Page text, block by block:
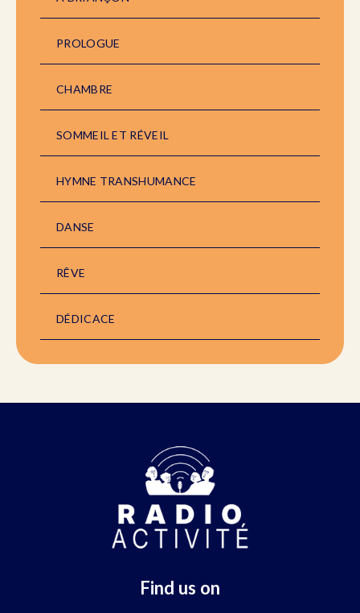
PROLOGUE
CHAMBRE
SOMMEIL ET RÉVEIL
HYMNE TRANSHUMANCE
DANSE
RÊVE
DÉDICACE
Find us on